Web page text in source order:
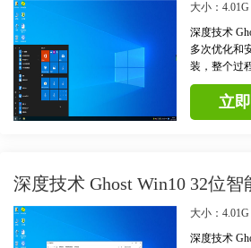
大小：4.01G
深度技术
多次优化和
装，整个过
种安全机制
Hello、生
立
深度技术 Ghost Win10 32位智
大小：4.01G
深度技术